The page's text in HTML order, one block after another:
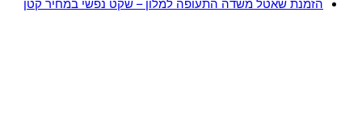
הזמנת שאטל משדה התעופה למלון – שקט נפשי במחיר קטן